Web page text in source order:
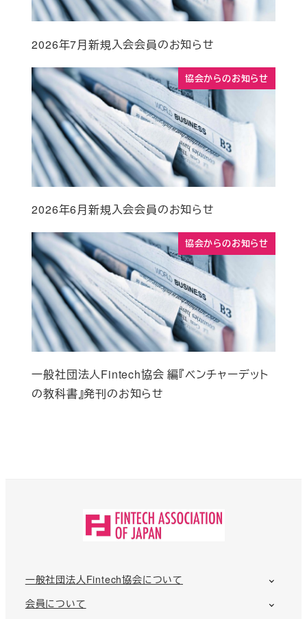
2026年7月新規入会会員のお知らせ
協会からのお知らせ
2026年6月新規入会会員のお知らせ
協会からのお知らせ
一般社団法人Fintech協会 編『ベンチャーデット
の教科書』発刊のお知らせ
一般社団法人Fintech協会について
会員について